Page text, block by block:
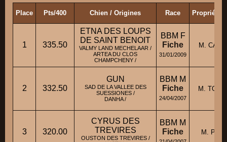
Place Pts/400 Chien / Origines Race
1 335.50
ETNA DES LOUPS
DE SAINT BENOIT
VALMY LAND MECHELAAR /
ARTEA DU CLOS
CHAMPCHENY /
BBM F
Fiche
31/01/2009
M.
2 332.50
GUN
SAD DE LA VALLEE DES
SUESSIONES /
DANHA /
BBM M
Fiche
24/04/2007
M.
3 320.00
CYRUS DES
TREVIRES
OUSTON DES TREVIRES /
BBM M
Fiche
M.